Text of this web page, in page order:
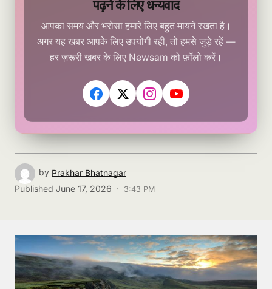
पढ़ने के लिए धन्यवाद
आपका समय और भरोसा हमारे लिए बहुत मायने रखता है।
अगर यह खबर आपके लिए उपयोगी रही, तो हमसे जुड़े रहें —
हर ज़रूरी खबर के लिए Newsam को फ़ॉलो करें।
by Prakhar Bhatnagar
Published June 17, 2026 · 3:43 PM